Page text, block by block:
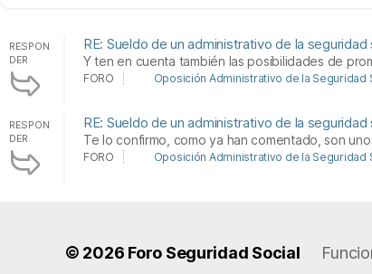
RESPON
DER
RE: Sueldo de un administrativo de la seguridad
Y ten en cuenta también las posibilidades de
FORO Oposición Administrativo de la Seguridad
RESPON
DER
RE: Sueldo de un administrativo de la seguridad
Te lo confirmo, como ya han comentado, son
FORO Oposición Administrativo de la Seguridad
© 2026 Foro Seguridad Social